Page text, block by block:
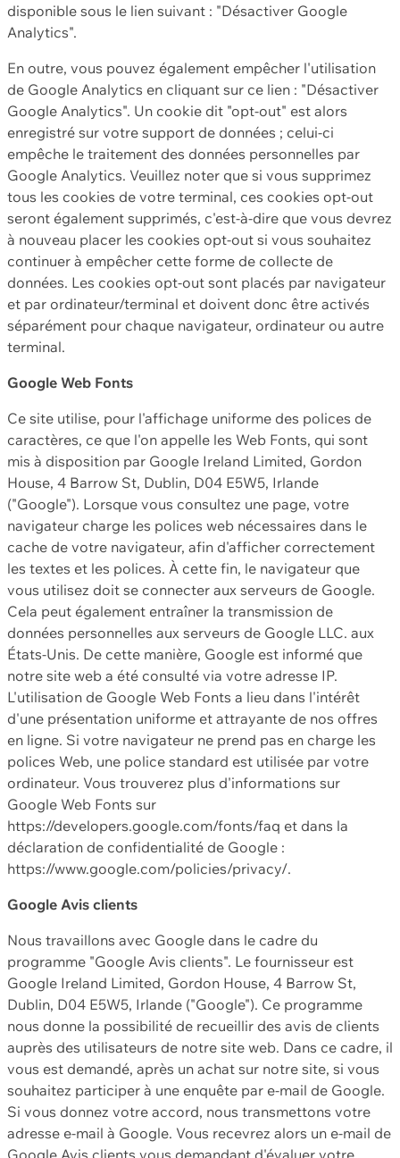
disponible sous le lien suivant : "Désactiver Google
Analytics".
En outre, vous pouvez également empêcher l'utilisation
de Google Analytics en cliquant sur ce lien : "Désactiver
Google Analytics". Un cookie dit "opt-out" est alors
enregistré sur votre support de données ; celui-ci
empêche le traitement des données personnelles par
Google Analytics. Veuillez noter que si vous supprimez
tous les cookies de votre terminal, ces cookies opt-out
seront également supprimés, c'est-à-dire que vous devrez
à nouveau placer les cookies opt-out si vous souhaitez
continuer à empêcher cette forme de collecte de
données. Les cookies opt-out sont placés par navigateur
et par ordinateur/terminal et doivent donc être activés
séparément pour chaque navigateur, ordinateur ou autre
terminal.
Google Web Fonts
Ce site utilise, pour l'affichage uniforme des polices de
caractères, ce que l'on appelle les Web Fonts, qui sont
mis à disposition par Google Ireland Limited, Gordon
House, 4 Barrow St, Dublin, D04 E5W5, Irlande
("Google"). Lorsque vous consultez une page, votre
navigateur charge les polices web nécessaires dans le
cache de votre navigateur, afin d'afficher correctement
les textes et les polices. À cette fin, le navigateur que
vous utilisez doit se connecter aux serveurs de Google.
Cela peut également entraîner la transmission de
données personnelles aux serveurs de Google LLC. aux
États-Unis. De cette manière, Google est informé que
notre site web a été consulté via votre adresse IP.
L'utilisation de Google Web Fonts a lieu dans l'intérêt
d'une présentation uniforme et attrayante de nos offres
en ligne. Si votre navigateur ne prend pas en charge les
polices Web, une police standard est utilisée par votre
ordinateur. Vous trouverez plus d'informations sur
Google Web Fonts sur
https://developers.google.com/fonts/faq et dans la
déclaration de confidentialité de Google :
https://www.google.com/policies/privacy/.
Google Avis clients
Nous travaillons avec Google dans le cadre du
programme "Google Avis clients". Le fournisseur est
Google Ireland Limited, Gordon House, 4 Barrow St,
Dublin, D04 E5W5, Irlande ("Google"). Ce programme
nous donne la possibilité de recueillir des avis de clients
auprès des utilisateurs de notre site web. Dans ce cadre, il
vous est demandé, après un achat sur notre site, si vous
souhaitez participer à une enquête par e-mail de Google.
Si vous donnez votre accord, nous transmettons votre
adresse e-mail à Google. Vous recevrez alors un e-mail de